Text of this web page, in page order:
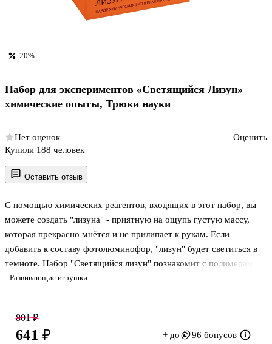
Оставить отзыв
Развивающие игрушки
С помощью химических реагентов, входящих в этот набор, вы
можете создать "лизуна" - приятную на ощупь густую массу,
которая прекрасно мнётся и не прилипает к рукам. Если
добавить к составу фотолюминофор, "лизун" будет светиться в
темноте. Набор "Светящийся лизун" познакомит с полимерами и
их свойствами.
познакомят вашего ребёнка с азами химии и дадут понятие о
реакциях химических элементов. Наборы подготовлены с
-20%
Набор для экспериментов «Светящийся Лизун»
химические опыты, Трюки науки
Нет оценок
Оценить
Купили 188 человек
801 ₽
641 ₽ + до 96 бонусов